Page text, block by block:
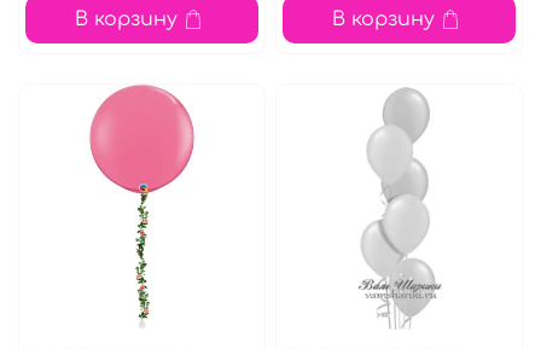
В корзину В корзину